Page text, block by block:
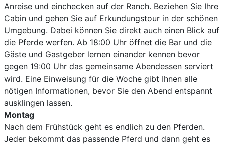
Anreise und einchecken auf der Ranch. Beziehen Sie Ihre
Cabin und gehen Sie auf Erkundungstour in der schönen
Umgebung. Dabei können Sie direkt auch einen Blick auf
die Pferde werfen. Ab 18:00 Uhr öffnet die Bar und die
Gäste und Gastgeber lernen einander kennen bevor
gegen 19:00 Uhr das gemeinsame Abendessen serviert
wird. Eine Einweisung für die Woche gibt Ihnen alle
nötigen Informationen, bevor Sie den Abend entspannt
ausklingen lassen.
Montag
Nach dem Frühstück geht es endlich zu den Pferden.
Jeder bekommt das passende Pferd und dann geht es